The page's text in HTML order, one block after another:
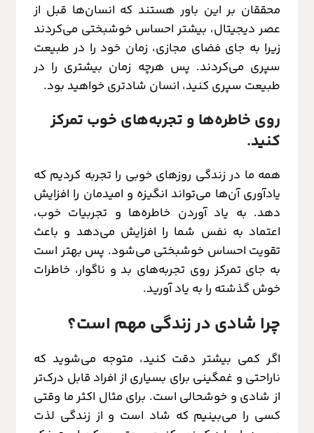
محققان بر این باور هستند که انسان‌ها قبل از
عصر دیجیتال، بیشتر احساس خوشبختی می‌کردند
زیرا به جای فضای مجازی، زمان خود را در طبیعت
سپری می‌کردند. پس هرچه زمان بیشتری را در
طبیعت سپری کنید، انسان شادتری خواهید بود.
روی خاطره‌ها و تجربه‌های خوب تمرکز
کنید.
همه ما در زندگی روزهای خوبی را تجربه کردیم که
یادآوری آن‌ها می‌تواند انگیزه و امیدمان را افزایش
دهد. به یاد آوردن خاطره‌ها و تجربیات خوب،
اعتماد به نفس شما را افزایش می‌دهد و باعث
تقویت احساس خوشبختی می‌شود. پس بهتر است
به جای تمرکز روی تجربه‌های بد و ناگوار، خاطرات
خوش گذشته را به یاد آورید.
چرا شادی در زندگی مهم است؟
اگر کمی بیشتر دقت کنید، متوجه می‌شوید که
ناراحتی و غمگینی برای بسیاری از افراد قابل درک‌تر
از شادی و خوشحالی است. برای مثال اکثر ما وقتی
کسی را می‌بینیم که شاد است و از زندگی لذت